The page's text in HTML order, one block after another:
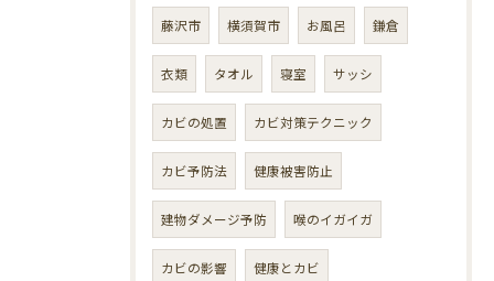
藤沢市 横須賀市 お風呂 鎌倉
衣類 タオル 寝室 サッシ
カビの処置 カビ対策テクニック
カビ予防法 健康被害防止
建物ダメージ予防 喉のイガイガ
カビの影響 健康とカビ